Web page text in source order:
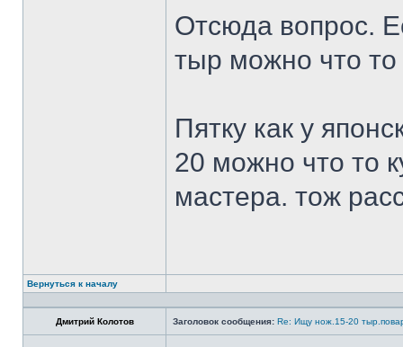
Отсюда вопрос.
тыр можно что
Пятку как у
20 можно что то
мастера. тож
Вернуться к началу
Дмитрий Колотов Заголовок сообщения: Re: Ищу нож.15-20